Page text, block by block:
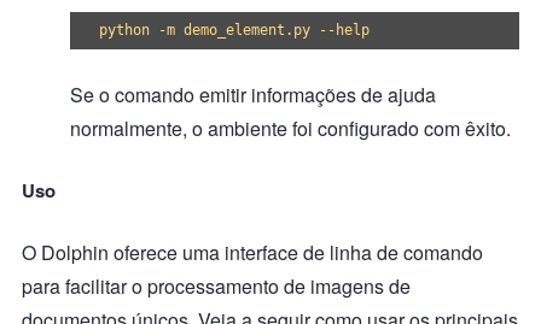
Se o comando emitir informações de ajuda
normalmente, o ambiente foi configurado com êxito.
Uso
O Dolphin oferece uma interface de linha de comando
para facilitar o processamento de imagens de